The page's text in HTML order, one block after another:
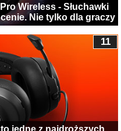
Wireless - Słuchawki
Nie tylko dla graczy
11